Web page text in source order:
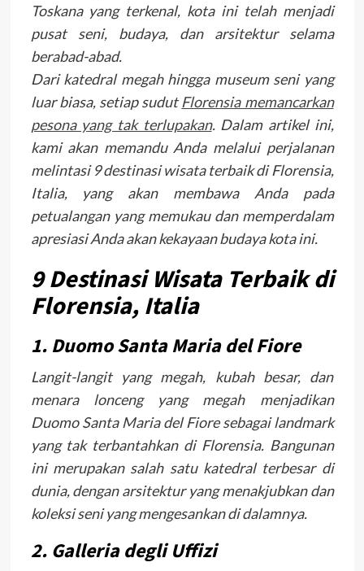
Toskana yang terkenal, kota ini telah menjadi
pusat seni, budaya, dan arsitektur selama
berabad-abad.
Dari katedral megah hingga museum seni yang
luar biasa, setiap sudutFlorensia memancarkan
pesona yang tak terlupakan. Dalam artikel ini,
kami akan memandu Anda melalui perjalanan
melintasi 9 destinasi wisata terbaik di Florensia,
Italia, yang akan membawa Anda pada
petualangan yang memukau dan memperdalam
apresiasi Anda akan kekayaan budaya kota ini.
9 Destinasi Wisata Terbaik di
Florensia, Italia
1. Duomo Santa Maria del Fiore
Langit-langit yang megah, kubah besar, dan
menara lonceng yang megah menjadikan
Duomo Santa Maria del Fiore sebagai landmark
yang tak terbantahkan di Florensia. Bangunan
ini merupakan salah satu katedral terbesar di
dunia, dengan arsitektur yang menakjubkan dan
koleksi seni yang mengesankan di dalamnya.
2. Galleria degli Uffizi